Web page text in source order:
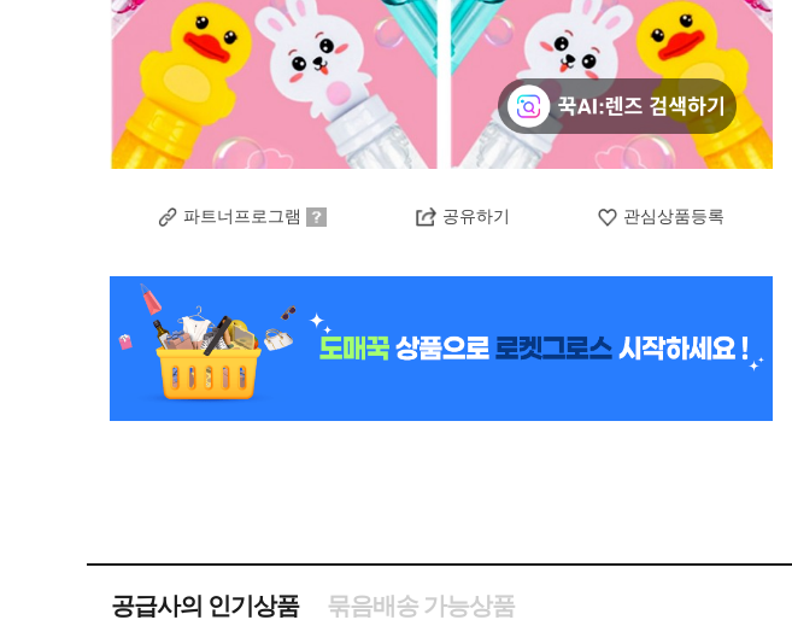
파트너프로그램 공유하기 관심상품등록
공급사의 인기상품 묶음배송 가능상품